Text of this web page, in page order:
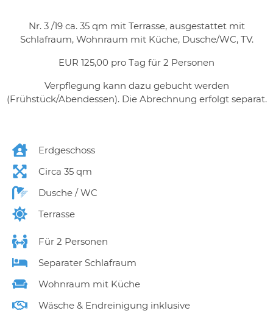
Nr. 3 /19 ca. 35 qm mit Terrasse, ausgestattet mit
Schlafraum, Wohnraum mit Küche, Dusche/WC, TV.
EUR 125,00 pro Tag für 2 Personen
Verpflegung kann dazu gebucht werden
(Frühstück/Abendessen). Die Abrechnung erfolgt separat.
Erdgeschoss
Circa 35 qm
Dusche / WC
Terrasse
Für 2 Personen
Separater Schlafraum
Wohnraum mit Küche
Wäsche & Endreinigung inklusive